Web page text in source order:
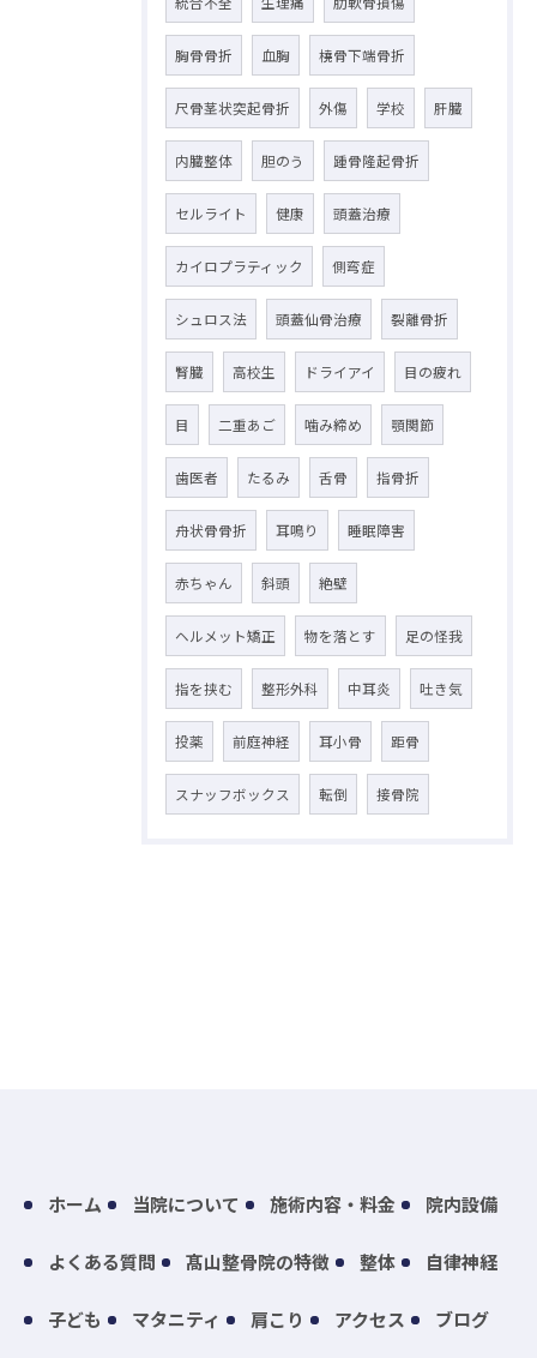
胸骨骨折 血胸 橈骨下端骨折
尺骨茎状突起骨折 外傷 学校 肝臓
内臓整体 胆のう 踵骨隆起骨折
セルライト 健康 頭蓋治療
カイロプラティック 側弯症
シュロス法 頭蓋仙骨治療 裂離骨折
腎臓 高校生 ドライアイ 目の疲れ
目 二重あご 噛み締め 顎関節
歯医者 たるみ 舌骨 指骨折
舟状骨骨折 耳鳴り 睡眠障害
赤ちゃん 斜頭 絶壁
ヘルメット矯正 物を落とす 足の怪我
指を挟む 整形外科 中耳炎 吐き気
投薬 前庭神経 耳小骨 距骨
スナッフボックス 転倒 接骨院
ホーム 当院について 施術内容・料金 院内設備
よくある質問 髙山整骨院の特徴 整体 自律神経
子ども マタニティ 肩こり アクセス ブログ